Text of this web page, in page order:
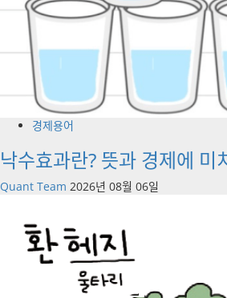
경제용어
낙수효과란? 뜻과 경제에 미
Quant Team 2026년 08월 06일